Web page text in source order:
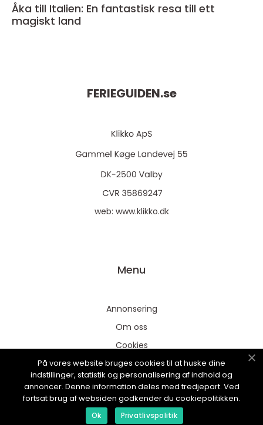
Åka till Italien: En fantastisk resa till ett
magiskt land
FERIEGUIDEN.se
web: www.klikko.dk
Menu
Annonsering
Om oss
Cookies
Kontakta oss
Sitemap
På vores website bruges cookies til at huske dine
indstillinger, statistik og personalisering af indhold og
annoncer. Denne information deles med tredjepart. Ved
fortsat brug af websiden godkender du cookiepolitikken.
Ok Privatlivspolitik